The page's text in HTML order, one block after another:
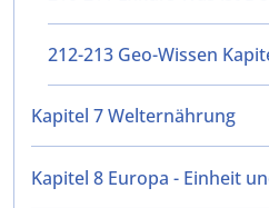
212-213 Geo-Wissen
Kapitel 7 Welternährung
Kapitel 8 Europa - Einheit